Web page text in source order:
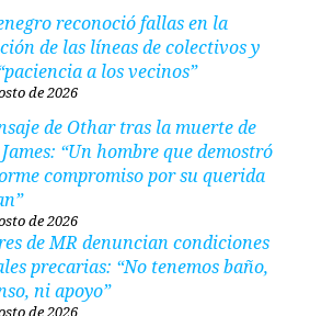
reconoció fallas en la
de las líneas de colectivos y
a los vecinos”
de 2026
de Othar tras la muerte de
“Un hombre que demostró
compromiso por su querida
de 2026
de MR denuncian condiciones
precarias: “No tenemos baño,
ni apoyo”
de 2026